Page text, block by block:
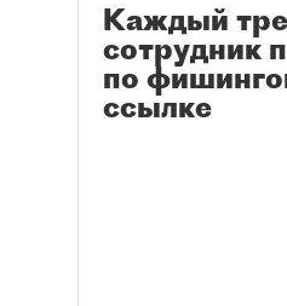
Каждый
сотрудник
по
ссылке